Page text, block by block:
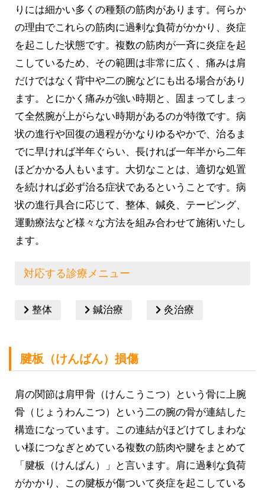
りには細かい多くの種類の筋肉があります。何らか
の理由でこれらの筋肉に過剰な負荷がかかり、炎症
を起こした状態です。複数の筋肉が一斉に炎症を起
こしているため、その範囲は非常に広く、痛みは肩
だけではなく背中や二の腕などにも出る場合があり
ます。とにかく痛みが強い時期と、固まってしまっ
て全然腕が上がらない時期があるのが特徴です。病
状の進行や回復の過程がかなりゆるやかで、治るま
でに早ければ半年ぐらい、長ければ一年半から二年
ほどかかる人もいます。大切なことは、適切な処置
を続ければ必ず治る症状であるということです。病
状の進行具合に応じて、整体、鍼灸、テーピング、
運動療法など様々な方法を組み合わせて施術いたし
ます。
対応する診療メニュー
整体 鍼治療 灸治療
腱板（けんばん）損傷
肩の関節は肩甲骨（けんこうこつ）という骨に上腕
骨（じょうわんこつ）という二の腕の骨が連結した
構造になっています。この連結がほどけてしまわな
い様につなぎとめている複数の筋肉や腱をまとめて
「腱板（けんばん）」と言います。肩に過剰な負荷
がかかり、この腱板が傷ついて炎症を起こしている